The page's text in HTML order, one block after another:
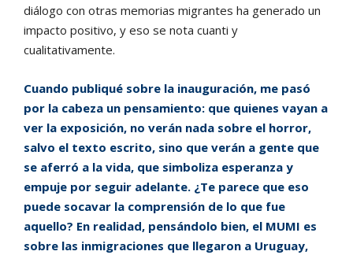
diálogo con otras memorias migrantes ha generado un
impacto positivo, y eso se nota cuanti y
cualitativamente.
Cuando publiqué sobre la inauguración, me pasó
por la cabeza un pensamiento: que quienes vayan a
ver la exposición, no verán nada sobre el horror,
salvo el texto escrito, sino que verán a gente que
se aferró a la vida, que simboliza esperanza y
empuje por seguir adelante. ¿Te parece que eso
puede socavar la comprensión de lo que fue
aquello? En realidad, pensándolo bien, el MUMI es
sobre las inmigraciones que llegaron a Uruguay,